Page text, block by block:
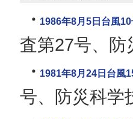
1986年8月5日台風
査第27号、防
1981年8月24日台風
号、防災科学